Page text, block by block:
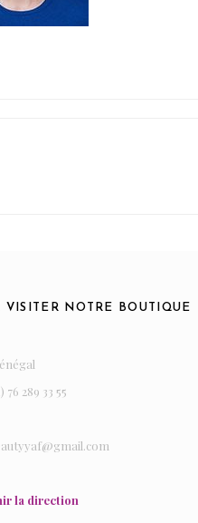
VISITER NOTRE BOUTIQUE
76 289 33 55
la direction